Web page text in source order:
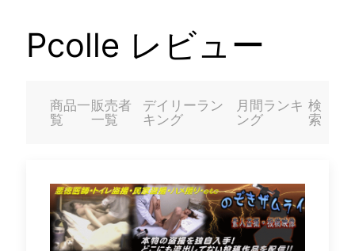
Pcolle レビュー
商品一
覧
販売者
一覧
デイリーラン
キング
月間ランキ
ング
検
索